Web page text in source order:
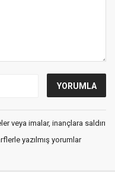
veya imalar, inançlara saldırı
yazılmış yorumlar